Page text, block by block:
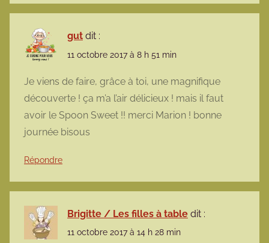
gut dit :
11 octobre 2017 à 8 h 51 min
Je viens de faire, grâce à toi, une magnifique
découverte ! ça m’a l’air délicieux ! mais il faut
avoir le Spoon Sweet !! merci Marion ! bonne
journée bisous
Répondre
Brigitte / Les filles à table dit :
11 octobre 2017 à 14 h 28 min